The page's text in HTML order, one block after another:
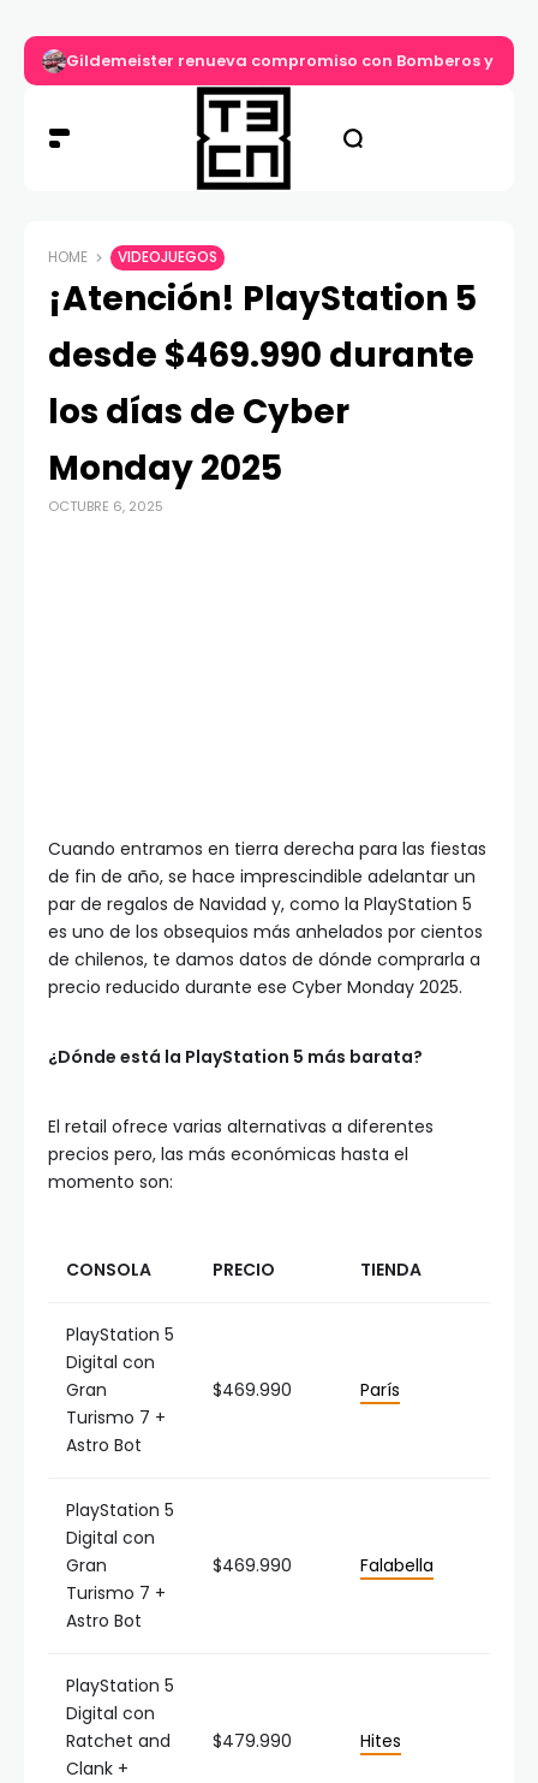
Gildemeister renueva compromiso con Bomberos y
HOME VIDEOJUEGOS
¡Atención! PlayStation 5
desde $469.990 durante
los días de Cyber
Monday 2025
OCTUBRE 6, 2025
Cuando entramos en tierra derecha para las fiestas
de fin de año, se hace imprescindible adelantar un
par de regalos de Navidad y, como la PlayStation 5
es uno de los obsequios más anhelados por cientos
de chilenos, te damos datos de dónde comprarla a
precio reducido durante ese Cyber Monday 2025.
¿Dónde está la PlayStation 5 más barata?
El retail ofrece varias alternativas a diferentes
precios pero, las más económicas hasta el
momento son:
CONSOLA PRECIO TIENDA
PlayStation 5
Digital con
Gran
Turismo 7 +
Astro Bot
$469.990 París
PlayStation 5
Digital con
Gran
Turismo 7 +
Astro Bot
$469.990 Falabella
PlayStation 5
Digital con
Ratchet and
Clank +
$479.990 Hites